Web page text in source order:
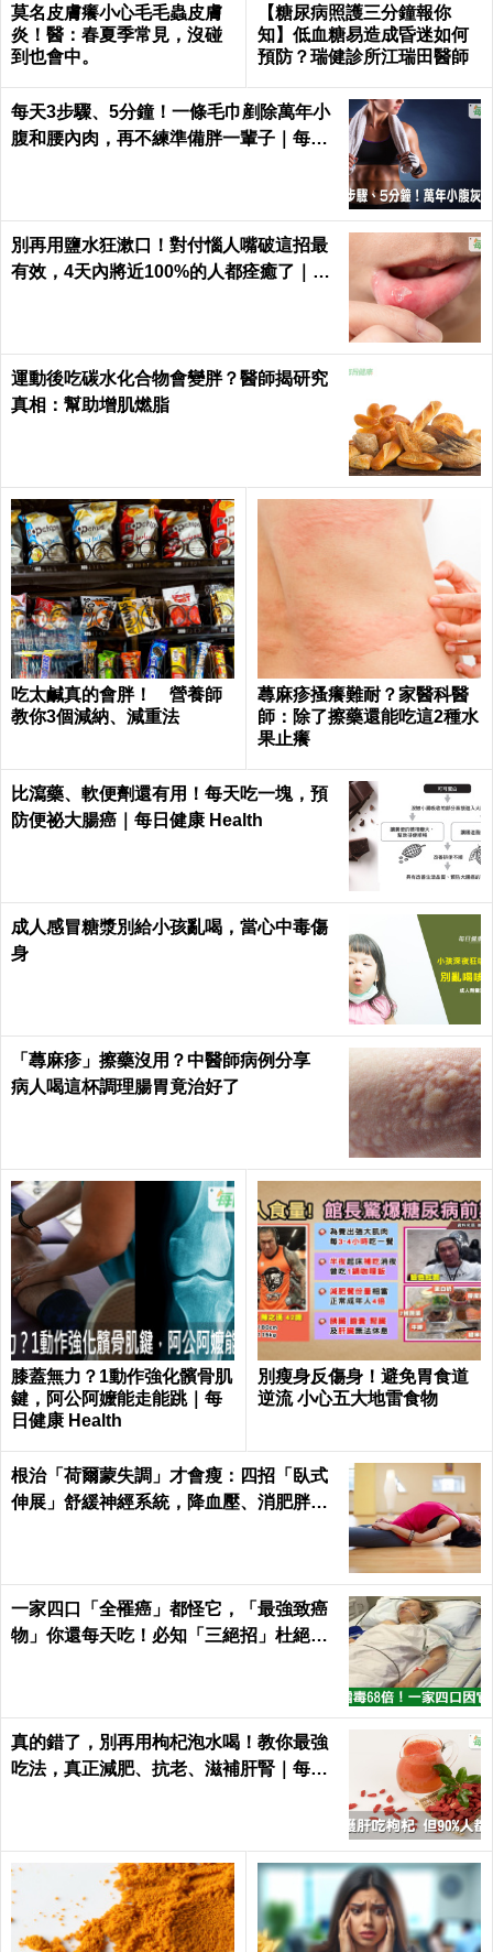
莫名皮膚癢小心毛毛蟲皮膚
炎！醫：春夏季常見，沒碰
到也會中。
【糖尿病照護三分鐘報你
知】低血糖易造成昏迷如何
預防？瑞健診所江瑞田醫師
每天3步驟、5分鐘！一條毛巾剷除萬年小
腹和腰內肉，再不練準備胖一輩子｜每日
別再用鹽水狂漱口！對付惱人嘴破這招最
有效，4天內將近100%的人都痊癒了｜每
運動後吃碳水化合物會變胖？醫師揭研究
真相：幫助增肌燃脂
吃太鹹真的會胖！ 營養師
教你3個減納、減重法
蕁麻疹搔癢難耐？家醫科醫
師：除了擦藥還能吃這2種水
果止癢
比瀉藥、軟便劑還有用！每天吃一塊，預
防便祕大腸癌｜每日健康 Health
成人感冒糖漿別給小孩亂喝，當心中毒傷
身
「蕁麻疹」擦藥沒用？中醫師病例分享
病人喝這杯調理腸胃竟治好了
膝蓋無力？1動作強化髕骨肌
鍵，阿公阿嬤能走能跳｜每
日健康 Health
別瘦身反傷身！避免胃食道
逆流 小心五大地雷食物
根治「荷爾蒙失調」才會瘦：四招「臥式
伸展」舒緩神經系統，降血壓、消肥胖這
一家四口「全罹癌」都怪它，「最強致癌
物」你還每天吃！必知「三絕招」杜絕癌
真的錯了，別再用枸杞泡水喝！教你最強
吃法，真正減肥、抗老、滋補肝腎｜每日